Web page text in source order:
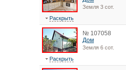
Земля 3 сот.
Раскрыть
№ 107058
Дом
Земля 6 сот.
Раскрыть